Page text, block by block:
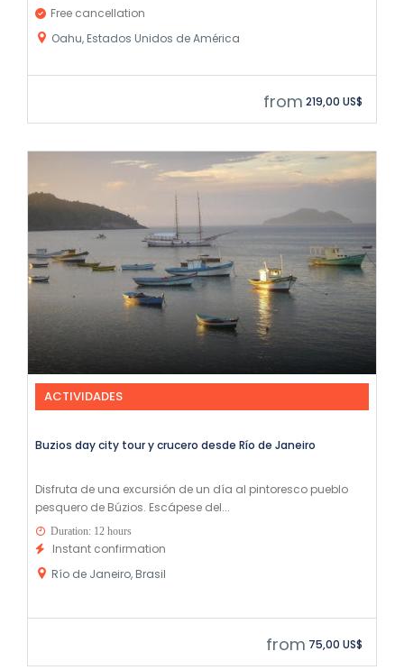
Free cancellation
Oahu, Estados Unidos de América
from 219,00 US$
ACTIVIDADES
Buzios day city tour y crucero desde Río de Janeiro
Disfruta de una excursión de un día al pintoresco pueblo
pesquero de Búzios. Escápese del...
Duration: 12 hours
Instant confirmation
Río de Janeiro, Brasil
from 75,00 US$